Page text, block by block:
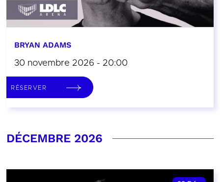
BRYAN ADAMS
30 novembre 2026 - 20:00
RÉSERVER
DÉCEMBRE 2026